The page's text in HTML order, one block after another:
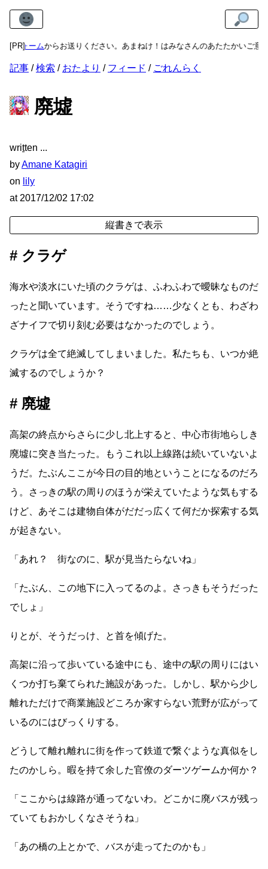
[PR]
ムからお送りください。あまねけ！はみなさんのあたたかいご意見・ご感
記事 検索 おたより フィード ごれんらく
廃墟
written
byAmane Katagiri
on lily
at 2017/12/02 17:02
クラゲ
海水や淡水にいた頃のクラゲは、ふわふわで曖昧なものだ
ったと聞いています。そうですね……少なくとも、わざわ
ざナイフで切り刻む必要はなかったのでしょう。
クラゲは全て絶滅してしまいました。私たちも、いつか絶
滅するのでしょうか？
廃墟
高架の終点からさらに少し北上すると、中心市街地らしき
廃墟に突き当たった。もうこれ以上線路は続いていないよ
うだ。たぶんここが今日の目的地ということになるのだろ
う。さっきの駅の周りのほうが栄えていたような気もする
けど、あそこは建物自体がだだっ広くて何だか探索する気
が起きない。
「あれ？ 街なのに、駅が見当たらないね」
「たぶん、この地下に入ってるのよ。さっきもそうだった
でしょ」
りとが、そうだっけ、と首を傾げた。
高架に沿って歩いている途中にも、途中の駅の周りにはい
くつか打ち棄てられた施設があった。しかし、駅から少し
離れただけで商業施設どころか家すらない荒野が広がって
いるのにはびっくりする。
どうして離れ離れに街を作って鉄道で繋ぐような真似をし
たのかしら。暇を持て余した官僚のダーツゲームか何か？
「ここからは線路が通ってないわ。どこかに廃バスが残っ
ていてもおかしくなさそうね」
「あの橋の上とかで、バスが走ってたのかも」